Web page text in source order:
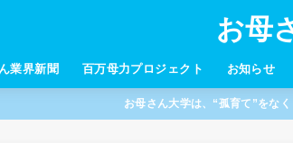
お母
業界新聞 百万母力プロジェクト お知らせ
お母さん大学は、“孤育て”をな